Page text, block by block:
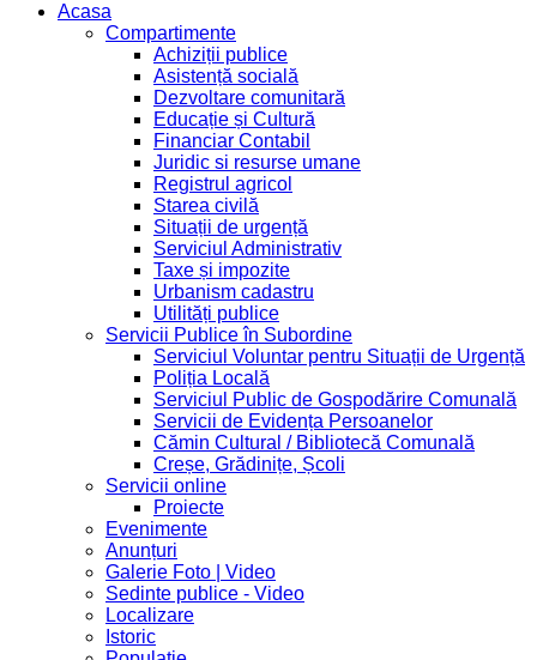
Acasa
Compartimente
Achiziții publice
Asistență socială
Dezvoltare comunitară
Educație și Cultură
Financiar Contabil
Juridic si resurse umane
Registrul agricol
Starea civilă
Situații de urgență
Serviciul Administrativ
Taxe și impozite
Urbanism cadastru
Utilități publice
Servicii Publice în Subordine
Serviciul Voluntar pentru Situații de Urgență
Poliția Locală
Serviciul Public de Gospodărire Comunală
Servicii de Evidența Persoanelor
Cămin Cultural / Bibliotecă Comunală
Creșe, Grădinițe, Școli
Servicii online
Proiecte
Evenimente
Anunțuri
Galerie Foto | Video
Sedinte publice - Video
Localizare
Istoric